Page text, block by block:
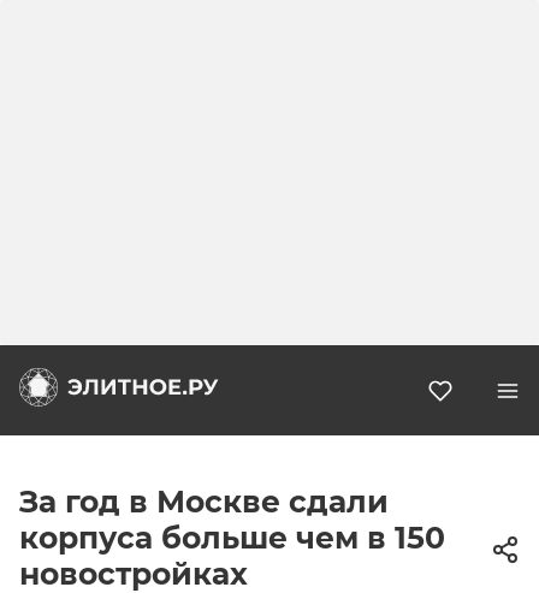
За год в Москве сдали
корпуса больше чем в 150
новостройках